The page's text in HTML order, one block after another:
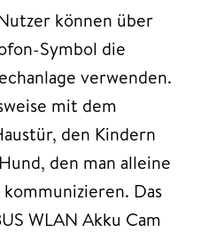
können über
Symbol die
verwenden.
mit dem
den Kindern
den man alleine
kommunizieren. Das
WLAN Akku Cam